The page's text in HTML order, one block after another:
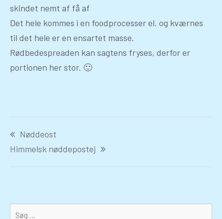
skindet nemt af få af
Det hele kommes i en foodprocesser el. og kværnes
til det hele er en ensartet masse.
Rødbedespreaden kan sagtens fryses, derfor er
portionen her stor. 🙂
Nøddeost
Himmelsk nøddepostej